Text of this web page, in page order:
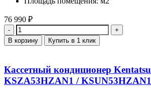
76 990 ₽
Количество
В корзину Купить в 1 клик
Кассетный кондиционер Kentatsu
KSZA53HZAN1 / KSUN53HZAN1